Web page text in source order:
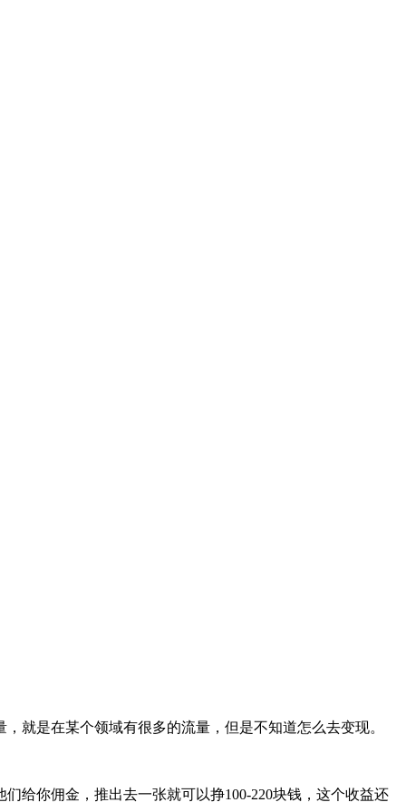
就是在某个领域有很多的流量，但是不知道怎么去变现。
给你佣金，推出去一张就可以挣100-220块钱，这个收益还